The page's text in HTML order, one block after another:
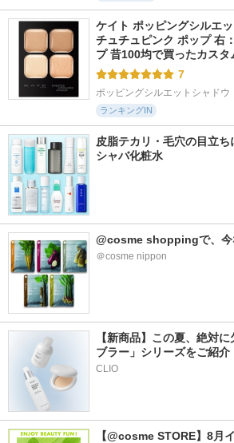
ケイト ポッピングシルエ
チュチュピンク ポップ 右
プ 昔100均で買ったカス
7
ポッピングシルエットシャドウ
ランキングIN
皮脂テカリ・毛穴の目立
シャバ化粧水
@cosme shoppingで、
＠cosme nippon
【新商品】この夏、絶対
ブラー」シリーズをご紹介
CLIO
【@cosme STORE】8月